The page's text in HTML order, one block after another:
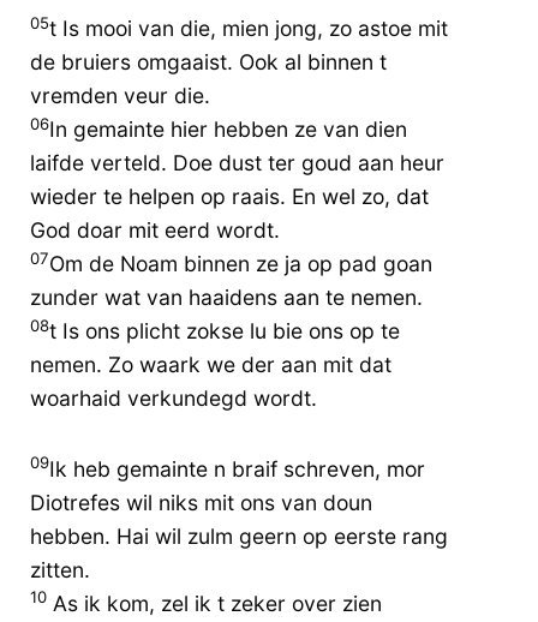
05t Is mooi van die, mien jong, zo astoe mit
de bruiers omgaaist. Ook al binnen t
vremden veur die.
06In gemainte hier hebben ze van dien
laifde verteld. Doe dust ter goud aan heur
wieder te helpen op raais. En wel zo, dat
God doar mit eerd wordt.
07Om de Noam binnen ze ja op pad goan
zunder wat van haaidens aan te nemen.
08t Is ons plicht zokse lu bie ons op te
nemen. Zo waark we der aan mit dat
woarhaid verkundegd wordt.
09Ik heb gemainte n braif schreven, mor
Diotrefes wil niks mit ons van doun
hebben. Hai wil zulm geern op eerste rang
zitten.
10 As ik kom, zel ik t zeker over zien